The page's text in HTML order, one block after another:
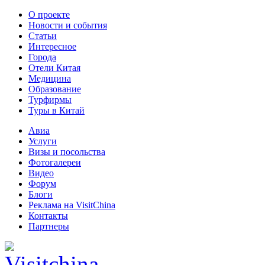
О проекте
Новости и события
Статьи
Интересное
Города
Отели Китая
Медицина
Образование
Турфирмы
Туры в Китай
Авиа
Услуги
Визы и посольства
Фотогалереи
Видео
Форум
Блоги
Реклама на VisitChina
Контакты
Партнеры